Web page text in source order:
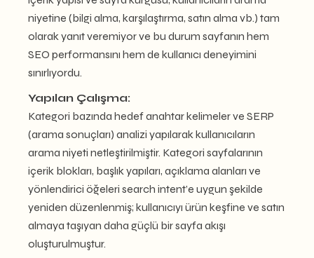
niyetine (bilgi alma, karşılaştırma, satın alma vb.) tam
olarak yanıt veremiyor ve bu durum sayfanın hem
SEO performansını hem de kullanıcı deneyimini
sınırlıyordu.
Yapılan Çalışma:
Kategori bazında hedef anahtar kelimeler ve SERP
(arama sonuçları) analizi yapılarak kullanıcıların
arama niyeti netleştirilmiştir. Kategori sayfalarının
içerik blokları, başlık yapıları, açıklama alanları ve
yönlendirici öğeleri search intent’e uygun şekilde
yeniden düzenlenmiş; kullanıcıyı ürün keşfine ve satın
almaya taşıyan daha güçlü bir sayfa akışı
oluşturulmuştur.